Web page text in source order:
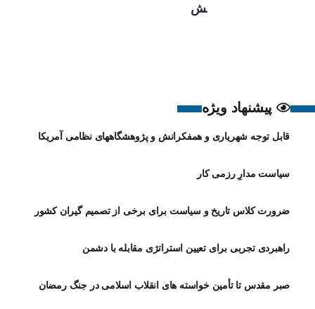
ش
پیشنهاد ویژه
قابل توجه شهریاری و همفکرانش و پژوهشگاههای نظامی آمریکا
سیاست مدارِ رزمی کار
ضرورت کلاس تاریخ و سیاست برای برخی از تصمیم گیران کشور
راهبردی تجربی برای تعیین استراتژی مقابله با دشمن
صبر مقدس تا تأمین خواسته های انقلاب اسلامی در جنگ رمضان